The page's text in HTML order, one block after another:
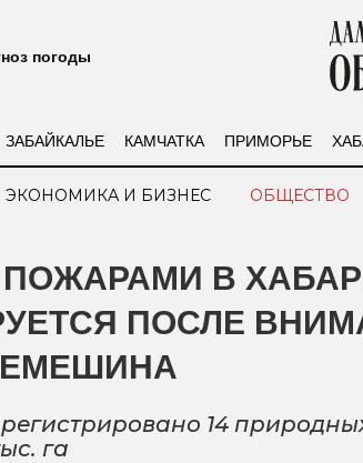
погоды
ЗАБАЙКАЛЬЕ КАМЧАТКА ПРИМОРЬЕ
ЭКОНОМИКА И БИЗНЕС ОБЩЕСТВО
В
ПОСЛЕ
14
га